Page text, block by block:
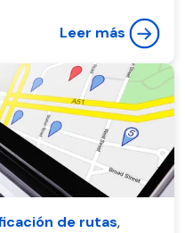
Leer más
de rutas,